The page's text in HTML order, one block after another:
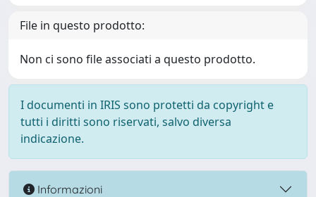
File in questo prodotto:
Non ci sono file associati a questo prodotto.
I documenti in IRIS sono protetti da copyright e
tutti i diritti sono riservati, salvo diversa
indicazione.
Informazioni